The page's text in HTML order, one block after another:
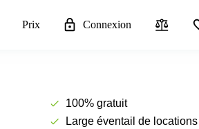
Prix Connexion
100% gratuit
Large éventail de